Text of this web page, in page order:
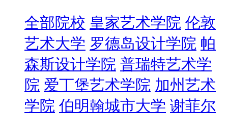
全部院校 皇家艺术学院 伦敦
艺术大学 罗德岛设计学院 帕
森斯设计学院 普瑞特艺术学
院 爱丁堡艺术学院 加州艺术
学院 伯明翰城市大学 谢菲尔